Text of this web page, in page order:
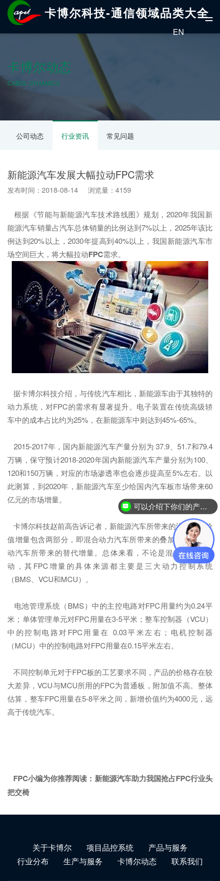
卡博尔科技-通信领域品类大全
EN
卡博尔动态
CABOL DYNAMICS
公司动态 行业资讯 常见问题
新能源汽车发展大幅拉动FPC需求
发布时间：2018-08-14 浏览量：4159
根据《节能与新能源汽车技术路线图》规划，2020年我国新
能源汽车销量占汽车总体销量的比例达到7%以上，2025年该比
例达到20%以上，2030年提高到40%以上，我国新能源汽车市
场空间巨大，将大幅拉动FPC需求。
据卡博尔科技介绍，与传统汽车相比，新能源车由于其独特的
动力系统，对FPC的需求有显著提升。电子装置在传统高级轿
车中的成本占比约为25%，在新能源车中则达到45%-65%。
2015-2017年，国内新能源汽车产量分别为 37.9、51.7和79.4
万辆，保守预计2018-2020年国内新能源汽车产量分别为100、
120和150万辆，对应的市场渗透率也会逐步提高至5%左右。以
此测算，到2020年，新能源汽车至少给国内汽车板市场带来60
亿元的市场增量。
卡博尔科技赵前高告诉记者，新能源汽车所带来的汽车FPC价
值增量包含两部分，即混合动力汽车所带来的叠加增量和纯电
动汽车所带来的替代增量。总体来看，不论是混动还是纯电
动，其FPC增量的具体来源都主要是三大动力控制系统
（BMS、VCU和MCU）。
电池管理系统（BMS）中的主控电路对FPC用量约为0.24平
米；单体管理单元对FPC用量在3-5平米；整车控制器（VCU）
中的控制电路对FPC用量在 0.03平米左右；电机控制器
（MCU）中的控制电路对FPC用量在0.15平米左右。
不同控制单元对于FPC板的工艺要求不同，产品的价格存在较
大差异，VCU与MCU所用的FPC为普通板，附加值不高。整体
估算，整车FPC用量在5-8平米之间，新增价值约为4000元，远
高于传统汽车。
FPC小编为你推荐阅读： 新能源汽车助力我国抢占FPC行业头
把交椅
关于卡博尔 项目品控系统
产品与服务
行业分布
生产与服务 卡博尔动态 联系我们
可以介绍下你们的产品么？